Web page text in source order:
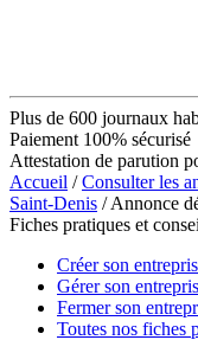
Plus de 600 journaux
Paiement 100% sécurisé
Attestation de parution
Accueil /Consulter les
Saint-Denis / Annonce
Fiches pratiques et
Créer son
Gérer son
Fermer son
Toutes nos fiches